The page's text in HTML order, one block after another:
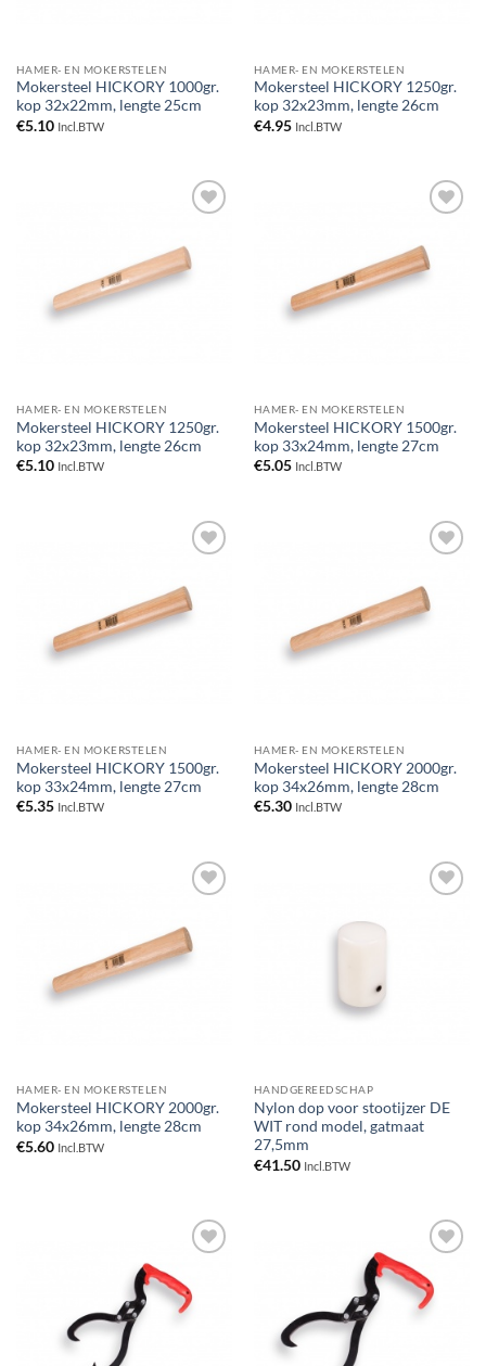
HAMER- EN MOKERSTELEN
Mokersteel HICKORY 1000gr.
kop 32x22mm, lengte 25cm
€5.10 Incl.BTW
HAMER- EN MOKERSTELEN
Mokersteel HICKORY 1250gr.
kop 32x23mm, lengte 26cm
€4.95 Incl.BTW
aan
verlanglijst
HAMER- EN MOKERSTELEN
Mokersteel HICKORY 1250gr.
kop 32x23mm, lengte 26cm
€5.10 Incl.BTW
aan
verlanglijst
HAMER- EN MOKERSTELEN
Mokersteel HICKORY 1500gr.
kop 33x24mm, lengte 27cm
€5.05 Incl.BTW
aan
verlanglijst
HAMER- EN MOKERSTELEN
Mokersteel HICKORY 1500gr.
kop 33x24mm, lengte 27cm
€5.35 Incl.BTW
aan
verlanglijst
HAMER- EN MOKERSTELEN
Mokersteel HICKORY 2000gr.
kop 34x26mm, lengte 28cm
€5.30 Incl.BTW
aan
verlanglijst
HAMER- EN MOKERSTELEN
Mokersteel HICKORY 2000gr.
kop 34x26mm, lengte 28cm
€5.60 Incl.BTW
HANDGEREEDSCHAP
Nylon dop voor stootijzer DE
WIT rond model, gatmaat
27,5mm
€41.50 Incl.BTW
Toevoegen
aan
verlanglijst
Toevoegen
aan
verlanglijst